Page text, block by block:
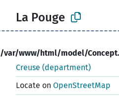
La Pouge
/var/www/html/model/
Creuse (department)
Locate on OpenStreetMap